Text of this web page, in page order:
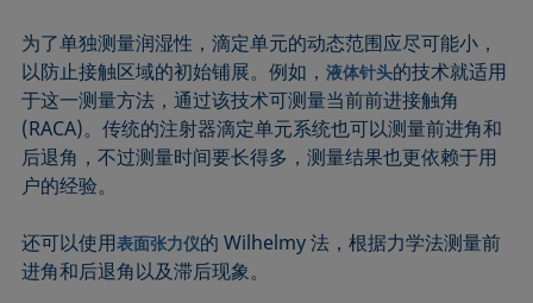
为了单独测量润湿性，滴定单元的动态范围应尽可能小，
以防止接触区域的初始铺展。例如，液体针头的技术就适用
于这一测量方法，通过该技术可测量当前前进接触角
(RACA)。传统的注射器滴定单元系统也可以测量前进角和
后退角，不过测量时间要长得多，测量结果也更依赖于用
户的经验。
还可以使用表面张力仪的 Wilhelmy 法，根据力学法测量前
进角和后退角以及滞后现象。